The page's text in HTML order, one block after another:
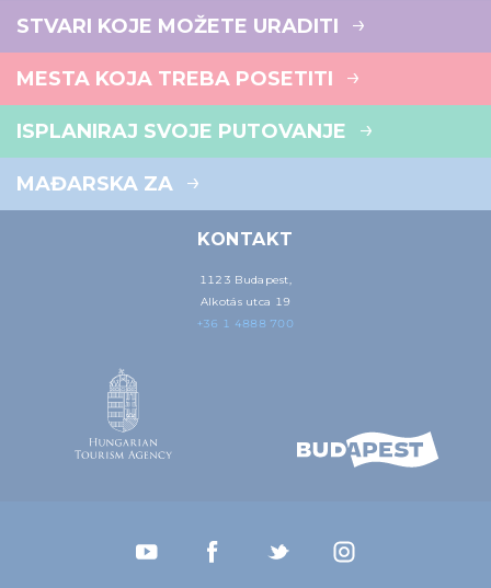
STVARI KOJE MOŽETE URADITI
MESTA KOJA TREBA POSETITI
ISPLANIRAJ SVOJE PUTOVANJE
MAĐARSKA ZA
KONTAKT
1123 Budapest,
Alkotás utca 19
+36 1 4888 700